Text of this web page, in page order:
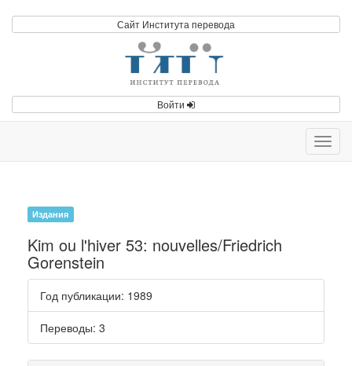
Сайт Института перевода
Войти
Издания
Kim ou l'hiver 53: nouvelles/Friedrich
Gorenstein
Год публикации: 1989
Переводы: 3